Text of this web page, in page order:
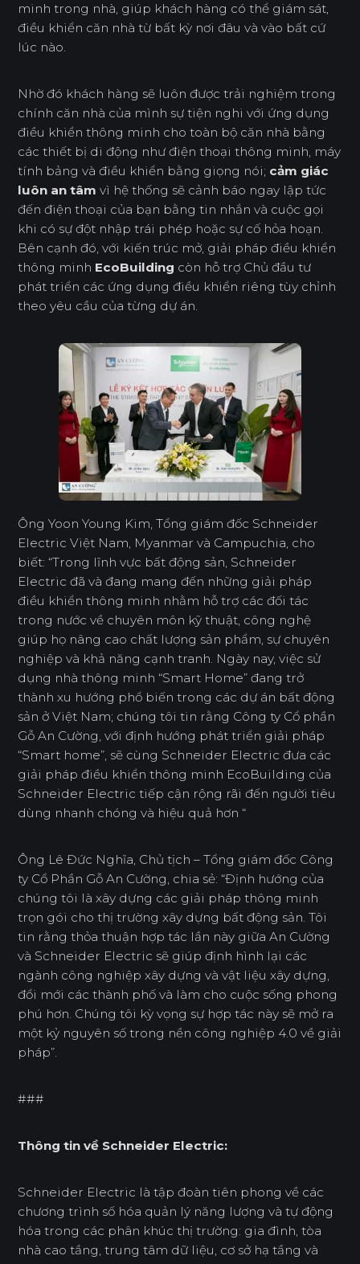
minh trong nhà, giúp khách hàng có thể giám sát,
điều khiển căn nhà từ bất kỳ nơi đâu và vào bất cứ
lúc nào.
Nhờ đó khách hàng sẽ luôn được trải nghiệm trong
chính căn nhà của mình sự tiện nghi với ứng dụng
điều khiển thông minh cho toàn bộ căn nhà bằng
các thiết bị di động như điện thoại thông minh, máy
tính bảng và điều khiển bằng giọng nói; cảm giác
luôn an tâm vì hệ thống sẽ cảnh báo ngay lập tức
đến điện thoại của bạn bằng tin nhắn và cuộc gọi
khi có sự đột nhập trái phép hoặc sự cố hỏa hoạn.
Bên cạnh đó, với kiến trúc mở, giải pháp điều khiển
thông minh EcoBuilding còn hỗ trợ Chủ đầu tư
phát triển các ứng dụng điều khiển riêng tùy chỉnh
theo yêu cầu của từng dự án.
Ông Yoon Young Kim, Tổng giám đốc Schneider
Electric Việt Nam, Myanmar và Campuchia, cho
biết: “Trong lĩnh vực bất động sản, Schneider
Electric đã và đang mang đến những giải pháp
điều khiển thông minh nhằm hỗ trợ các đối tác
trong nước về chuyên môn kỹ thuật, công nghệ
giúp họ nâng cao chất lượng sản phẩm, sự chuyên
nghiệp và khả năng cạnh tranh. Ngày nay, việc sử
dụng nhà thông minh “Smart Home” đang trở
thành xu hướng phổ biến trong các dự án bất động
sản ở Việt Nam; chúng tôi tin rằng Công ty Cổ phần
Gỗ An Cường, với định hướng phát triển giải pháp
“Smart home”, sẽ cùng Schneider Electric đưa các
giải pháp điều khiển thông minh EcoBuilding của
Schneider Electric tiếp cận rộng rãi đến người tiêu
dùng nhanh chóng và hiệu quả hơn “
Ông Lê Đức Nghĩa, Chủ tịch – Tổng giám đốc Công
ty Cổ Phần Gỗ An Cường, chia sẻ: “Định hướng của
chúng tôi là xây dựng các giải pháp thông minh
trọn gói cho thị trường xây dựng bất động sản. Tôi
tin rằng thỏa thuận hợp tác lần này giữa An Cường
và Schneider Electric sẽ giúp định hình lại các
ngành công nghiệp xây dựng và vật liệu xây dựng,
đổi mới các thành phố và làm cho cuộc sống phong
phú hơn. Chúng tôi kỳ vọng sự hợp tác này sẽ mở ra
một kỷ nguyên số trong nền công nghiệp 4.0 về giải
pháp”.
###
Thông tin về Schneider Electric:
Schneider Electric là tập đoàn tiên phong về các
chương trình số hóa quản lý năng lượng và tự động
hóa trong các phân khúc thị trường: gia đình, tòa
nhà cao tầng, trung tâm dữ liệu, cơ sở hạ tầng và